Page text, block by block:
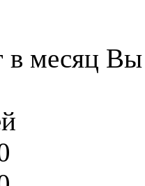
в месяц